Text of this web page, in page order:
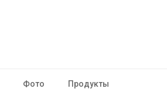
Фото Продукты